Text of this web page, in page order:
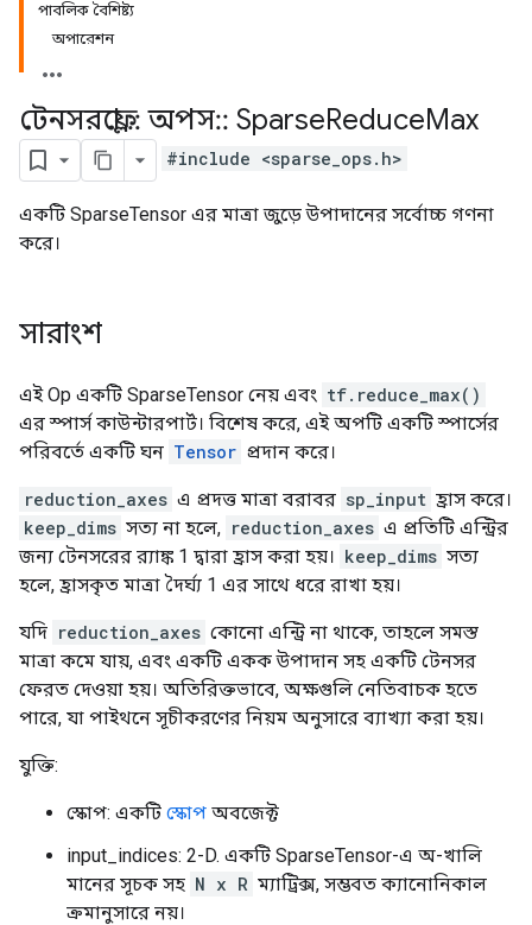
পাবলিক বৈশিষ্ট্য
অপারেশন
টেনসরফ্লো:: অপস:: SparseReduceMax
#include <sparse_ops.h>
একটি SparseTensor এর মাত্রা জুড়ে উপাদানের সর্বোচ্চ গণনা
করে।
সারাংশ
এই Op একটি SparseTensor নেয় এবং tf.reduce_max()
এর স্পার্স কাউন্টারপার্ট। বিশেষ করে, এই অপটি একটি স্পার্সের
পরিবর্তে একটি ঘন Tensor প্রদান করে।
reduction_axes এ প্রদত্ত মাত্রা বরাবর sp_input হ্রাস করে।
keep_dims সত্য না হলে, reduction_axes এ প্রতিটি এন্ট্রির
জন্য টেনসরের র‍্যাঙ্ক 1 দ্বারা হ্রাস করা হয়। keep_dims সত্য
হলে, হ্রাসকৃত মাত্রা দৈর্ঘ্য 1 এর সাথে ধরে রাখা হয়।
যদি reduction_axes কোনো এন্ট্রি না থাকে, তাহলে সমস্ত
মাত্রা কমে যায়, এবং একটি একক উপাদান সহ একটি টেনসর
ফেরত দেওয়া হয়। অতিরিক্তভাবে, অক্ষগুলি নেতিবাচক হতে
পারে, যা পাইথনে সূচীকরণের নিয়ম অনুসারে ব্যাখ্যা করা হয়।
যুক্তি:
স্কোপ: একটি স্কোপ অবজেক্ট
input_indices: 2-D. একটি SparseTensor-এ অ-খালি
মানের সূচক সহ N x R ম্যাট্রিক্স, সম্ভবত ক্যানোনিকাল
ক্রমানুসারে নয়।